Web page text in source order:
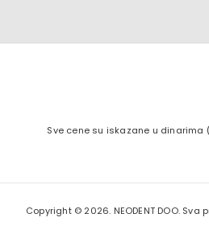
Sve cene su iskazane u dinarima
Copyright © 2026. NEODENT DOO.